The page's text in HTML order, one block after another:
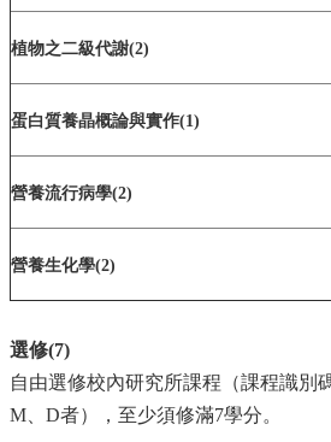
資
訊
公
簡
所
師
資
植物之二級代謝(2)
蛋白質養晶概論與實作(1)
營養流行病學(2)
營養生化學(2)
選修(7)
自由選修校內研究所課程（課程識別
M、D者），至少須修滿7學分。